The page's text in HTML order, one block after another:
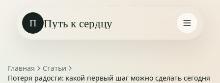
П Путь к сердцу
Главная
Статьи
Потеря радости: какой первый шаг можно сделать сегодня